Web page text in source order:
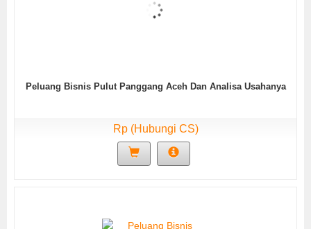
Peluang Bisnis Pulut Panggang Aceh Dan Analisa Usahanya
Rp (Hubungi CS)